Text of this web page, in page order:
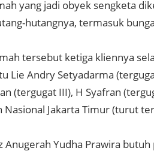
yang jadi obyek sengketa
hutangnya, termasuk
tersebut ketiga kliennya
Lie Andry Setyadarma
(tergugat III), H Syafran
Nasional Jakarta Timur (turut
Yudha Prawira